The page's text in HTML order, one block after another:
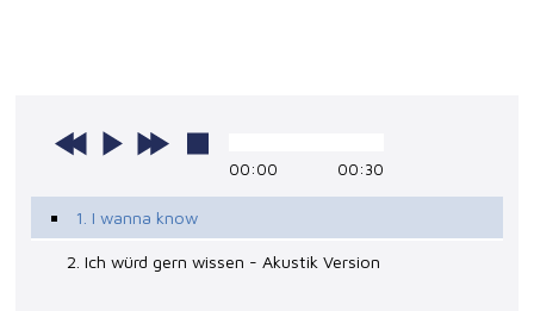
00:00 00:30
1. I wanna know
2. Ich würd gern wissen - Akustik Version